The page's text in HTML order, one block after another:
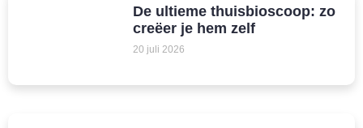
De ultieme thuisbioscoop: zo
creëer je hem zelf
20 juli 2026